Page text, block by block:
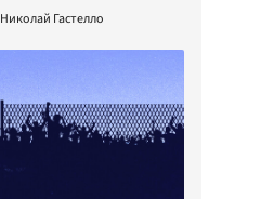
Николай Гастелло